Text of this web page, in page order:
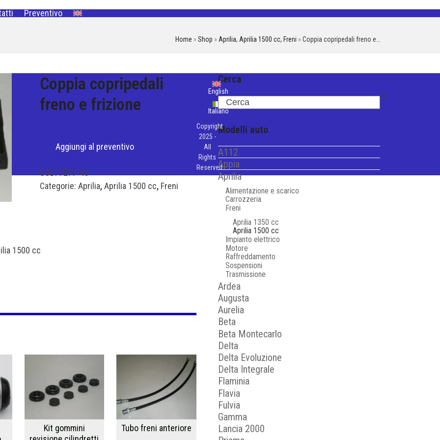
Preventivo
Home » Shop » Aprilia, Aprilia 1500 cc, Freni » Coppia copripedali freno e…
Coppia copripedali
freno e frizione
Aggiungi al preventivo
COD: 7277-45
Categorie: Aprilia,Aprilia 1500 cc, Freni
1500 cc
Kit gommini
Tubo freni anteriore
Cerca
Search
Modelli auto
A112
Appia
Aprilia
Alimentazione e scarico
Carrozzeria
Freni
Aprilia 1350 cc
Aprilia 1500 cc
Impianto elettrico
Motore
Raffreddamento
Sospensioni
Trasmissione
Ardea
Augusta
Aurelia
Beta
Beta Montecarlo
Delta
Delta Evoluzione
Delta Integrale
Flaminia
Flavia
Fulvia
Gamma
Lancia 2000
English
Italiano
Copyright
2025 -
All
Rights
Reserved